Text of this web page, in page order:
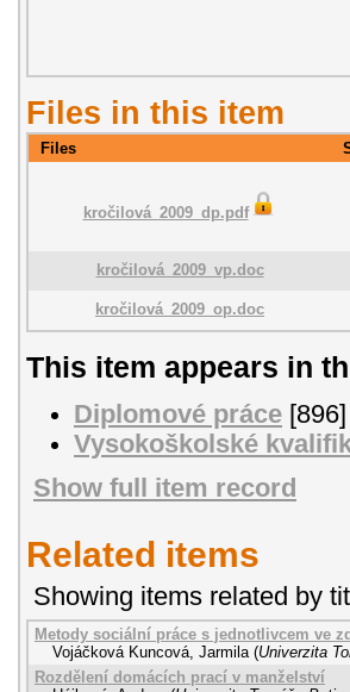
Files in this item
Files
kročilová_2009_dp.pdf
kročilová_2009_vp.doc
kročilová_2009_op.doc
This item appears in
Diplomové práce [896]
Vysokoškolské
Show full item record
Related items
Showing items related by
Metody sociální práce s jednotlivcem ve
Vojáčková Kuncová, Jarmila (Univerzita
Rozdělení domácích prací v manželství